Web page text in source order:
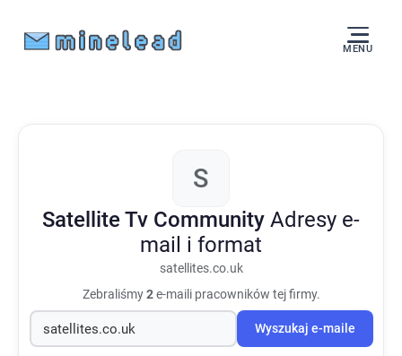
MENU
S
Satellite Tv Community Adresy e-
mail i format
satellites.co.uk
Zebraliśmy2e-maili pracowników tej firmy.
Wyszukaj e-maile